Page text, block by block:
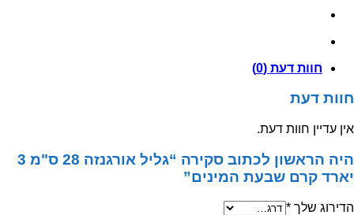
ס"מ
יארד
שבעת
חוות דעת (0)
חוות דעת
אין עדיין חוות דעת.
היה הראשון לכתוב סקירה “גליל אורגנזה 28 ס"מ 3
יארד קרם שבעת המינים”
הדירוג שלך *